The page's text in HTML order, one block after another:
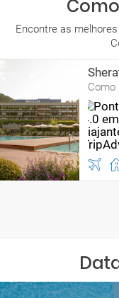
Encontre as
Como